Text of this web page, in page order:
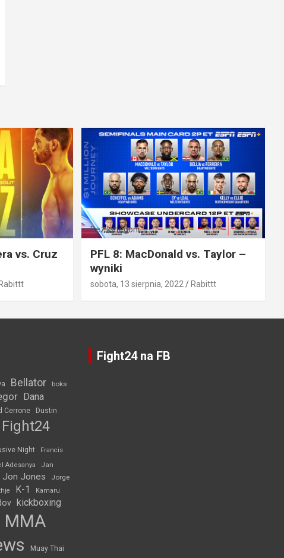
vs. Cruz
Rabittt
Bez kategorii
PFL 8: MacDonald vs. Taylor –
wyniki
sobota, 13 sierpnia, 2022 Rabittt
Bellator boks
Dana
Cerrone Dustin
Fight24
Night
Francis
Adesanya
Jan
Jon Jones
Jorge
K-1
Kamaru
kickboxing
MMA
Muay Thai
Fight24 na FB